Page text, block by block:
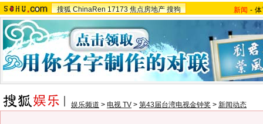
搜狐 ChinaRen 17173 焦点房地产 搜狗 新闻 -
娱乐频道 > 电视 TV > 第43届台湾电视金钟奖 > 新闻动态